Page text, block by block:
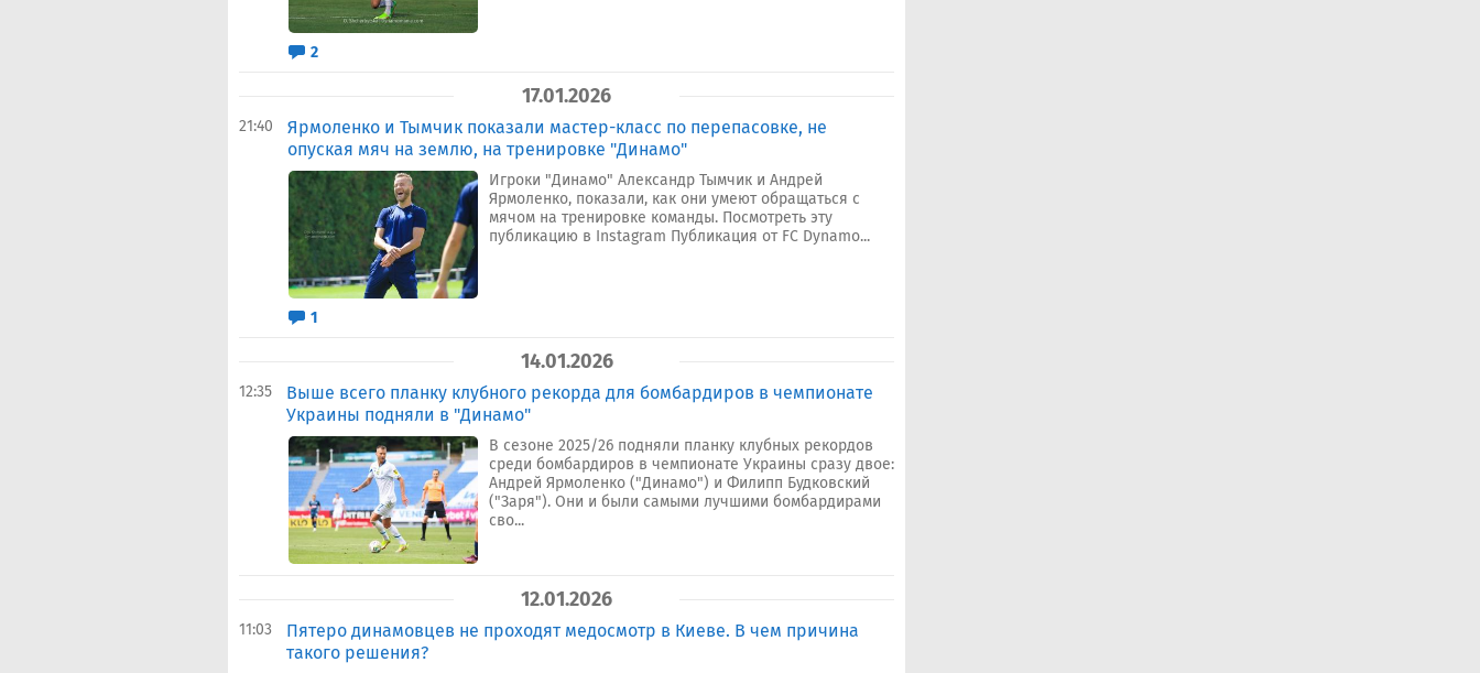
2
17.01.2026
21:40
Ярмоленко и Тымчик показали мастер-класс по перепасовке, не
опуская мяч на землю, на тренировке "Динамо"
Игроки "Динамо" Александр Тымчик и Андрей
Ярмоленко, показали, как они умеют обращаться с
мячом на тренировке команды. Посмотреть эту
публикацию в Instagram Публикация от FC Dynamo...
1
14.01.2026
12:35
Выше всего планку клубного рекорда для бомбардиров в чемпионате
Украины подняли в "Динамо"
В сезоне 2025/26 подняли планку клубных рекордов
среди бомбардиров в чемпионате Украины сразу двое:
Андрей Ярмоленко ("Динамо") и Филипп Будковский
("Заря"). Они и были самыми лучшими бомбардирами
сво...
12.01.2026
11:03
Пятеро динамовцев не проходят медосмотр в Киеве. В чем причина
такого решения?